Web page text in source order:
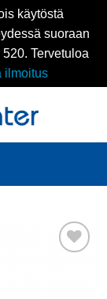
käytöstä
suoraan
Tervetuloa
ilmoitus